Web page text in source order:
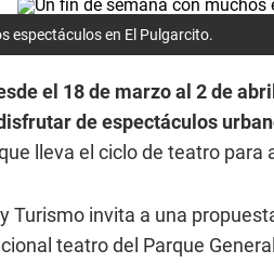
espectáculos en El Pulgarcito.
el 18 de marzo al 2 de
de espectáculos
lleva el ciclo de teatro para
Turismo invita a una
teatro del Parque